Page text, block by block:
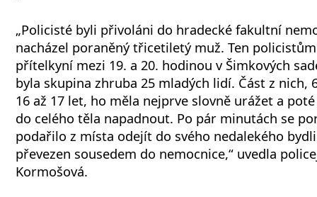
„Policisté byli přivoláni do hradecké fakultní
nacházel poraněný třicetiletý muž. Ten
přítelkyní mezi 19. a 20. hodinou v Šimkových
byla skupina zhruba 25 mladých lidí. Část z nich,
16 až 17 let, ho měla nejprve slovně urážet a
do celého těla napadnout. Po pár minutách se
podařilo z místa odejít do svého nedalekého
převezen sousedem do nemocnice,“ uvedla
Kormošová.